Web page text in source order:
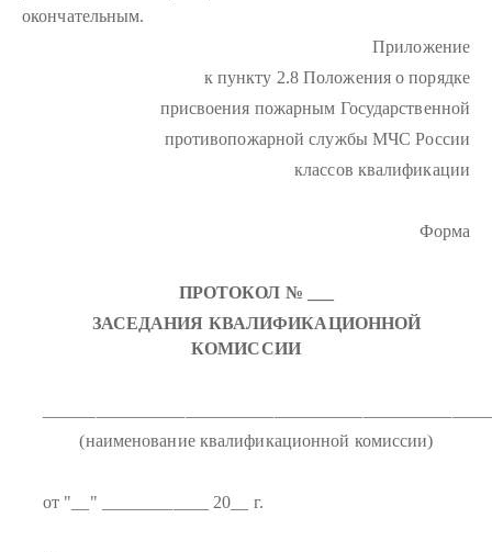
окончательным.
Приложение
к пункту 2.8 Положения о порядке
присвоения пожарным Государственной
противопожарной службы МЧС России
классов квалификации
Форма
ПРОТОКОЛ № ___
ЗАСЕДАНИЯ КВАЛИФИКАЦИОННОЙ
КОМИССИИ
(наименование квалификационной комиссии)
от "__" ____________ 20__ г.